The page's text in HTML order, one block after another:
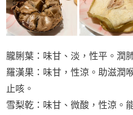
朧脷葉：味甘、淡，性平。潤
羅漢果：味甘，性涼。助滋潤
止咳。
雪梨乾：味甘、微酸，性涼。